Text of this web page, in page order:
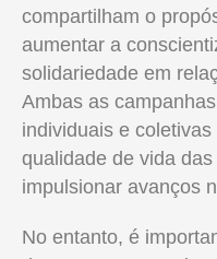
compartilham o
aumentar a
solidariedade em
Ambas as
individuais e
qualidade de vida
impulsionar avanços
No entanto, é